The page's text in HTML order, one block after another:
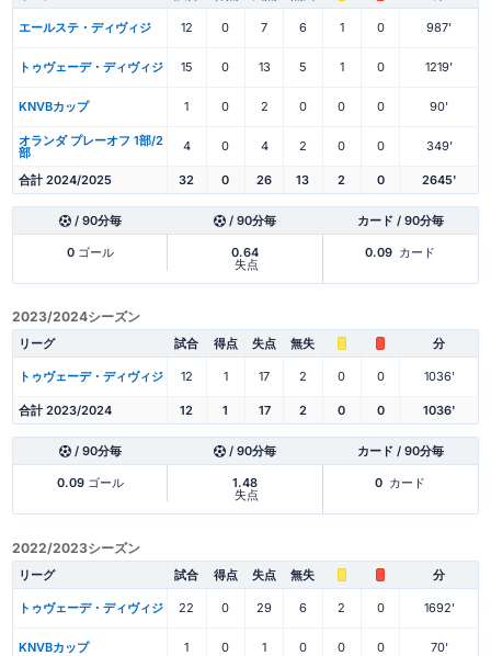
エールステ・ディヴィジ 12 0 7 6 1 0 987'
トゥヴェーデ・ディヴィジ 15 0 13 5 1 0 1219'
KNVBカップ 1 0 2 0 0 0 90'
オランダ プレーオフ 1部/2
部 4 0 4 2 0 0 349'
合計 2024/2025 32 0 26 13 2 0 2645'
/ 90分毎 / 90分毎 カード / 90分毎
0ゴール 0.64
失点
0.09 カード
2023/2024シーズン
リーグ 試合 得点 失点 無失 分
トゥヴェーデ・ディヴィジ 12 1 17 2 0 0 1036'
合計 2023/2024 12 1 17 2 0 0 1036'
/ 90分毎 / 90分毎 カード / 90分毎
0.09ゴール 1.48
失点
0 カード
2022/2023シーズン
リーグ 試合 得点 失点 無失 分
トゥヴェーデ・ディヴィジ 22 0 29 6 2 0 1692'
KNVBカップ 1 0 1 0 0 0 70'